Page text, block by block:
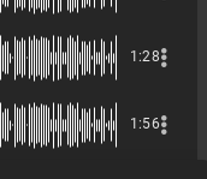
1:28
1:56